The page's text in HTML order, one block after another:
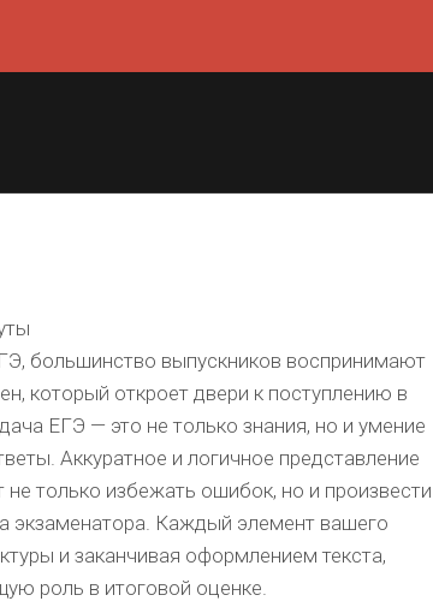
большинство выпускников воспринимают
который откроет двери к поступлению в
ЕГЭ — это не только знания, но и умение
Аккуратное и логичное представление
только избежать ошибок, но и произвести
экзаменатора. Каждый элемент вашего
и заканчивая оформлением текста,
роль в итоговой оценке.